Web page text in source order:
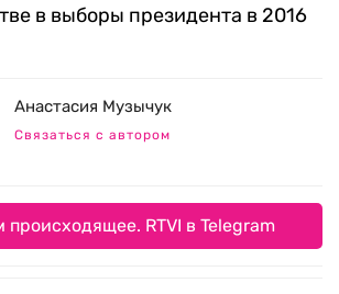
в выборы президента в 2016
Анастасия Музычук
Связаться с автором
происходящее. RTVI в Telegram